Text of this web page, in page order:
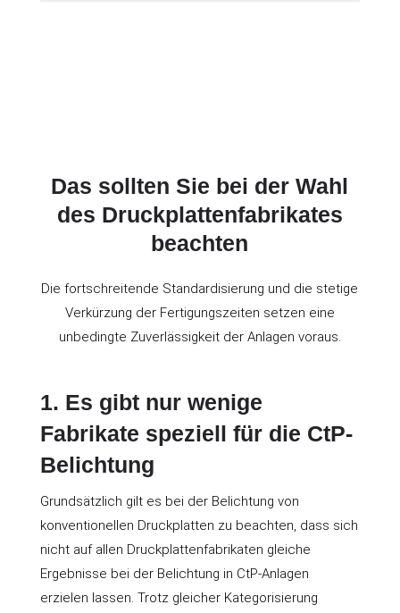
Das sollten Sie bei der Wahl
des Druckplattenfabrikates
beachten
Die fortschreitende Standardisierung und die stetige
Verkürzung der Fertigungszeiten setzen eine
unbedingte Zuverlässigkeit der Anlagen voraus.
1. Es gibt nur wenige
Fabrikate speziell für die CtP-
Belichtung
Grundsätzlich gilt es bei der Belichtung von
konventionellen Druckplatten zu beachten, dass sich
nicht auf allen Druckplattenfabrikaten gleiche
Ergebnisse bei der Belichtung in CtP-Anlagen
erzielen lassen. Trotz gleicher Kategorisierung